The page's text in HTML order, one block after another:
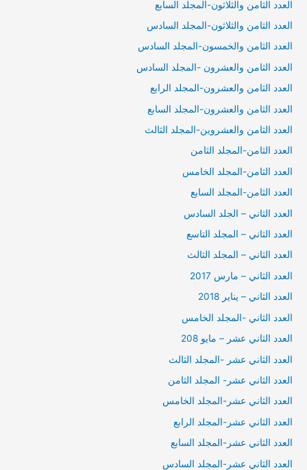
العدد الثامن والثلاثون-المجلد السابع
العدد الثامن والثلاثون-المجلد السادس
العدد الثامن والخمسون-المجلد السادس
العدد الثامن والعشرون -المجلد السادس
العدد الثامن والعشرون-المجلد الرابع
العدد الثامن والعشرون-المجلد السابع
العدد الثامن والعشروين-المجلد الثالث
العدد الثامن-المجلد الثامن
العدد الثامن-المجلد الخامس
العدد الثامن-المجلد السابع
العدد الثاني – الجلد السادس
العدد الثاني – المجلد التاسع
العدد الثاني – المجلد الثالث
العدد الثاني – مارس 2017
العدد الثاني – يناير 2018
العدد الثاني -المجلد الخامس
العدد الثاني عشر – مايو 208
العدد الثاني عشر -المجلد الثالث
العدد الثاني عشر- المجلد الثامن
العدد الثاني عشر-المجلد الخامس
العدد الثاني عشر-المجلد الرابع
العدد الثاني عشر-المجلد السابع
العدد الثاني عشر-المجلد السادس